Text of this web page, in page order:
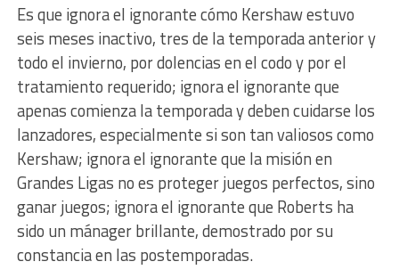
Es que ignora el ignorante cómo Kershaw estuvo
seis meses inactivo, tres de la temporada anterior y
todo el invierno, por dolencias en el codo y por el
tratamiento requerido; ignora el ignorante que
apenas comienza la temporada y deben cuidarse los
lanzadores, especialmente si son tan valiosos como
Kershaw; ignora el ignorante que la misión en
Grandes Ligas no es proteger juegos perfectos, sino
ganar juegos; ignora el ignorante que Roberts ha
sido un mánager brillante, demostrado por su
constancia en las postemporadas.